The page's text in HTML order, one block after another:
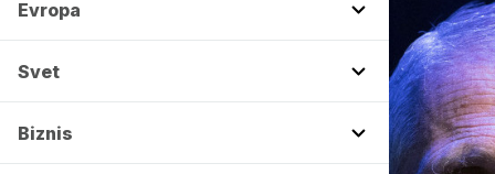
Evropa
Svet
Biznis